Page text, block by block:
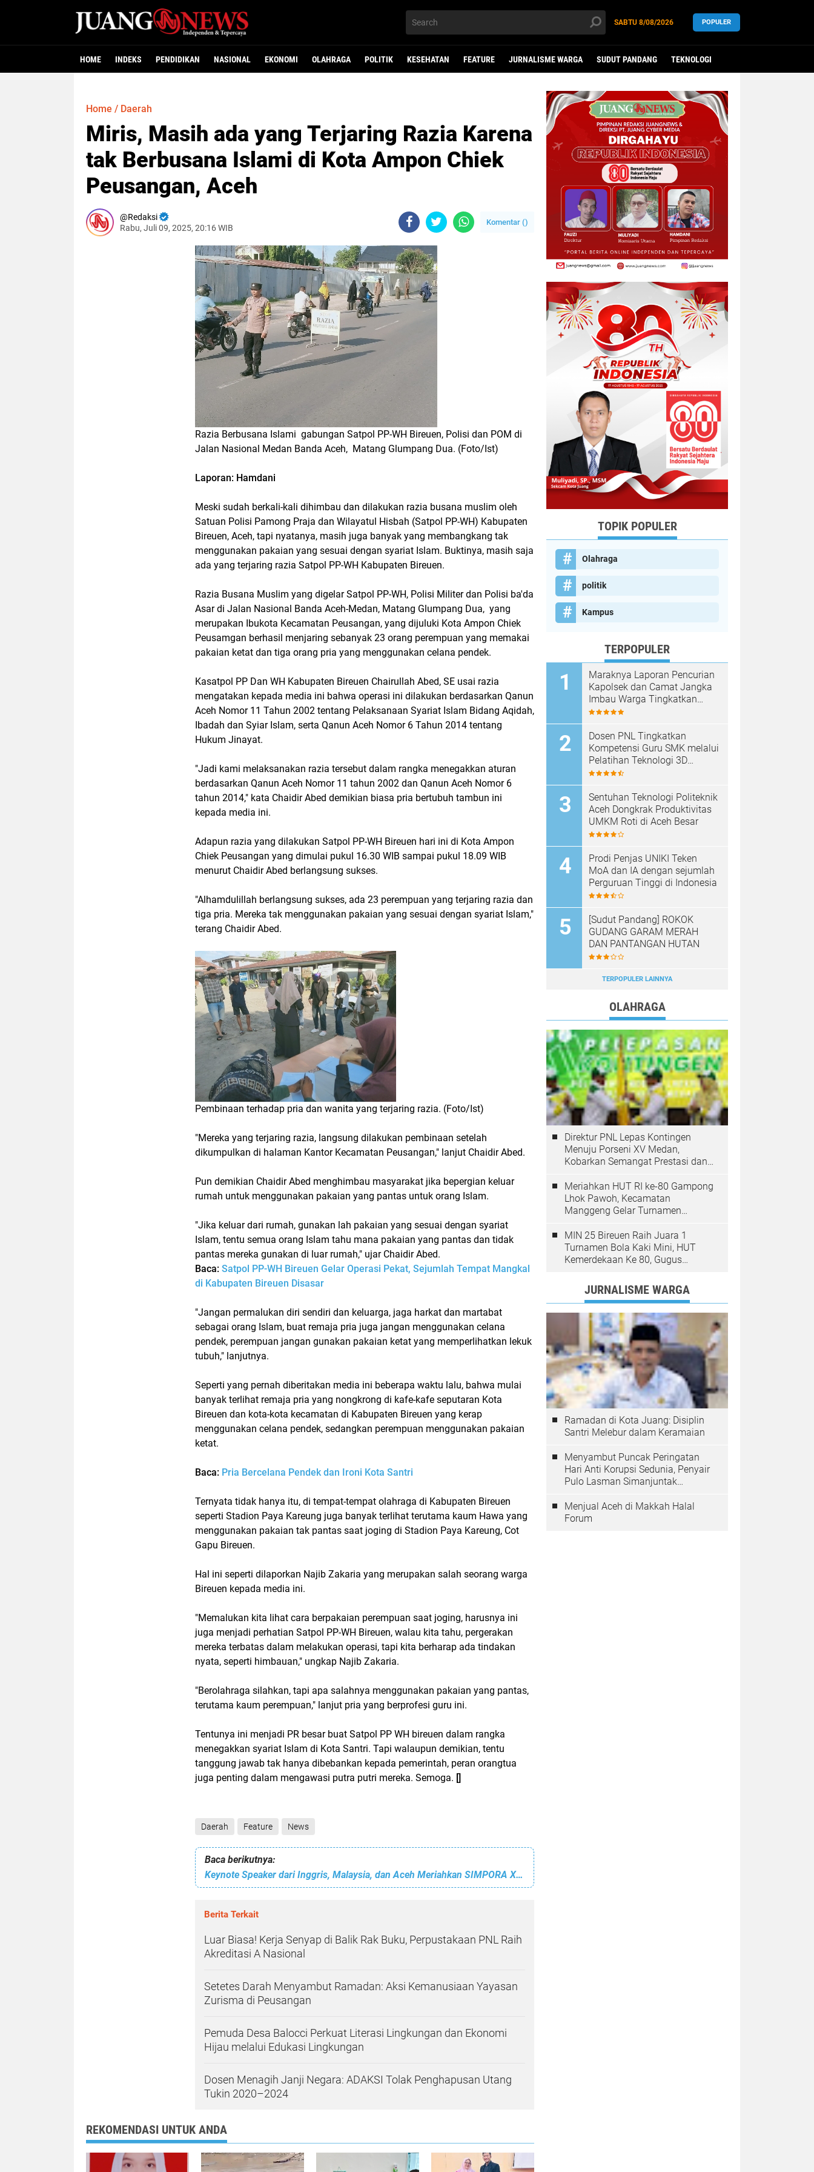
SABTU 8/08/2026 POPULER
HOME INDEKS PENDIDIKAN NASIONAL EKONOMI OLAHRAGA POLITIK KESEHATAN FEATURE JURNALISME WARGA SUDUT PANDANG TEKNOLOGI
Home / Daerah
Miris, Masih ada yang Terjaring Razia Karena
tak Berbusana Islami di Kota Ampon Chiek
Peusangan, Aceh
Redaksi
Rabu, Juli 09, 2025, 20:16 WIB
Komentar ()
Razia Berbusana Islami gabungan Satpol PP-WH Bireuen, Polisi dan POM di
Jalan Nasional Medan Banda Aceh, Matang Glumpang Dua. (Foto/Ist)
Laporan: Hamdani
Meski sudah berkali-kali dihimbau dan dilakukan razia busana muslim oleh
Satuan Polisi Pamong Praja dan Wilayatul Hisbah (Satpol PP-WH) Kabupaten
Bireuen, Aceh, tapi nyatanya, masih juga banyak yang membangkang tak
menggunakan pakaian yang sesuai dengan syariat Islam. Buktinya, masih saja
ada yang terjaring razia Satpol PP-WH Kabupaten Bireuen.
Razia Busana Muslim yang digelar Satpol PP-WH, Polisi Militer dan Polisi ba'da
Asar di Jalan Nasional Banda Aceh-Medan, Matang Glumpang Dua, yang
merupakan Ibukota Kecamatan Peusangan, yang dijuluki Kota Ampon Chiek
Peusamgan berhasil menjaring sebanyak 23 orang perempuan yang memakai
pakaian ketat dan tiga orang pria yang menggunakan celana pendek.
Kasatpol PP Dan WH Kabupaten Bireuen Chairullah Abed, SE usai razia
mengatakan kepada media ini bahwa operasi ini dilakukan berdasarkan Qanun
Aceh Nomor 11 Tahun 2002 tentang Pelaksanaan Syariat Islam Bidang Aqidah,
Ibadah dan Syiar Islam, serta Qanun Aceh Nomor 6 Tahun 2014 tentang
Hukum Jinayat.
"Jadi kami melaksanakan razia tersebut dalam rangka menegakkan aturan
berdasarkan Qanun Aceh Nomor 11 tahun 2002 dan Qanun Aceh Nomor 6
tahun 2014," kata Chaidir Abed demikian biasa pria bertubuh tambun ini
kepada media ini.
Adapun razia yang dilakukan Satpol PP-WH Bireuen hari ini di Kota Ampon
Chiek Peusangan yang dimulai pukul 16.30 WIB sampai pukul 18.09 WIB
menurut Chaidir Abed berlangsung sukses.
"Alhamdulillah berlangsung sukses, ada 23 perempuan yang terjaring razia dan
tiga pria. Mereka tak menggunakan pakaian yang sesuai dengan syariat Islam,"
terang Chaidir Abed.
Pembinaan terhadap pria dan wanita yang terjaring razia. (Foto/Ist)
"Mereka yang terjaring razia, langsung dilakukan pembinaan setelah
dikumpulkan di halaman Kantor Kecamatan Peusangan," lanjut Chaidir Abed.
Pun demikian Chaidir Abed menghimbau masyarakat jika bepergian keluar
rumah untuk menggunakan pakaian yang pantas untuk orang Islam.
"Jika keluar dari rumah, gunakan lah pakaian yang sesuai dengan syariat
Islam, tentu semua orang Islam tahu mana pakaian yang pantas dan tidak
pantas mereka gunakan di luar rumah," ujar Chaidir Abed.
Baca: Satpol PP-WH Bireuen Gelar Operasi Pekat, Sejumlah Tempat Mangkal
di Kabupaten Bireuen Disasar
"Jangan permalukan diri sendiri dan keluarga, jaga harkat dan martabat
sebagai orang Islam, buat remaja pria juga jangan menggunakan celana
pendek, perempuan jangan gunakan pakaian ketat yang memperlihatkan lekuk
tubuh," lanjutnya.
Seperti yang pernah diberitakan media ini beberapa waktu lalu, bahwa mulai
banyak terlihat remaja pria yang nongkrong di kafe-kafe seputaran Kota
Bireuen dan kota-kota kecamatan di Kabupaten Bireuen yang kerap
menggunakan celana pendek, sedangkan perempuan menggunakan pakaian
ketat.
Baca: Pria Bercelana Pendek dan Ironi Kota Santri
Ternyata tidak hanya itu, di tempat-tempat olahraga di Kabupaten Bireuen
seperti Stadion Paya Kareung juga banyak terlihat terutama kaum Hawa yang
menggunakan pakaian tak pantas saat joging di Stadion Paya Kareung, Cot
Gapu Bireuen.
Hal ini seperti dilaporkan Najib Zakaria yang merupakan salah seorang warga
Bireuen kepada media ini.
"Memalukan kita lihat cara berpakaian perempuan saat joging, harusnya ini
juga menjadi perhatian Satpol PP-WH Bireuen, walau kita tahu, pergerakan
mereka terbatas dalam melakukan operasi, tapi kita berharap ada tindakan
nyata, seperti himbauan," ungkap Najib Zakaria.
"Berolahraga silahkan, tapi apa salahnya menggunakan pakaian yang pantas,
terutama kaum perempuan," lanjut pria yang berprofesi guru ini.
Tentunya ini menjadi PR besar buat Satpol PP WH bireuen dalam rangka
menegakkan syariat Islam di Kota Santri. Tapi walaupun demikian, tentu
tanggung jawab tak hanya dibebankan kepada pemerintah, peran orangtua
juga penting dalam mengawasi putra putri mereka. Semoga. []
Daerah Feature News
Baca berikutnya:
Keynote Speaker dari Inggris, Malaysia, dan Aceh Meriahkan SIMPORA XVI 2025 di Universitas Almuslim
Berita Terkait
Luar Biasa! Kerja Senyap di Balik Rak Buku, Perpustakaan PNL Raih
Akreditasi A Nasional
Setetes Darah Menyambut Ramadan: Aksi Kemanusiaan Yayasan
Zurisma di Peusangan
Pemuda Desa Balocci Perkuat Literasi Lingkungan dan Ekonomi
Hijau melalui Edukasi Lingkungan
Dosen Menagih Janji Negara: ADAKSI Tolak Penghapusan Utang
Tukin 2020–2024
REKOMENDASI UNTUK ANDA
TOPIK POPULER
Olahraga
politik
Kampus
TERPOPULER
Maraknya Laporan Pencurian
Kapolsek dan Camat Jangka
Imbau Warga Tingkatkan
Kewaspadaan
Dosen PNL Tingkatkan
Kompetensi Guru SMK melalui
Pelatihan Teknologi 3D
Printing
Sentuhan Teknologi Politeknik
Aceh Dongkrak Produktivitas
UMKM Roti di Aceh Besar
Prodi Penjas UNIKI Teken
MoA dan IA dengan sejumlah
Perguruan Tinggi di Indonesia
[Sudut Pandang] ROKOK
GUDANG GARAM MERAH
DAN PANTANGAN HUTAN
TERPOPULER LAINNYA
OLAHRAGA
Direktur PNL Lepas Kontingen
Menuju Porseni XV Medan,
Kobarkan Semangat Prestasi dan
Meriahkan HUT RI ke-80 Gampong
Lhok Pawoh, Kecamatan
Manggeng Gelar Turnamen
MIN 25 Bireuen Raih Juara 1
Turnamen Bola Kaki Mini, HUT
Kemerdekaan Ke 80, Gugus
JURNALISME WARGA
Ramadan di Kota Juang: Disiplin
Santri Melebur dalam Keramaian
Menyambut Puncak Peringatan
Hari Anti Korupsi Sedunia, Penyair
Pulo Lasman Simanjuntak
Korupsi di Indonesia
Menjual Aceh di Makkah Halal
Forum